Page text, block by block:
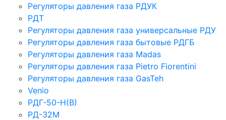
Регуляторы давления газа РДУК
РДТ
Регуляторы давления газа универсальные РДУ
Регуляторы давления газа бытовые РДГБ
Регуляторы давления газа Madas
Регуляторы давления газа Рietro Fiorentini
Регуляторы давления газа GasTeh
Venio
РДГ-50-Н(В)
РД-32М